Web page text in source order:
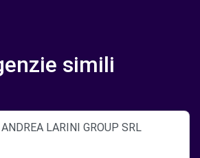
simili
LARINI GROUP SRL